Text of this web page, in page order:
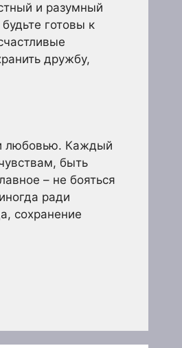
и разумный
готовы к
дружбу,
любовью. Каждый
быть
– не бояться
ради
сохранение